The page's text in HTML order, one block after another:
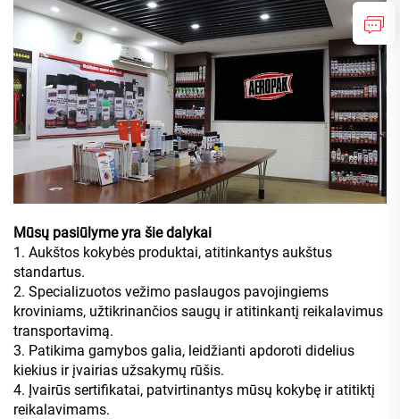
Mūsų pasiūlyme yra šie dalykai
1. Aukštos kokybės produktai, atitinkantys aukštus
standartus.
2. Specializuotos vežimo paslaugos pavojingiems
kroviniams, užtikrinančios saugų ir atitinkantį reikalavimus
transportavimą.
3. Patikima gamybos galia, leidžianti apdoroti didelius
kiekius ir įvairias užsakymų rūšis.
4. Įvairūs sertifikatai, patvirtinantys mūsų kokybę ir atitiktį
reikalavimams.